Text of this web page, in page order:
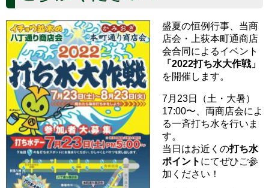
盛夏の恒例行事、当商
店会・上荻本町通商店
会合同によるイベント
「2022打ち水大作戦」
を開催します。
7月23日（土・大暑）
17:00〜、両商店会によ
る一斉打ち水を行いま
す。
当日はお近くの打ち水
ポイント にてぜひご参
加ください！